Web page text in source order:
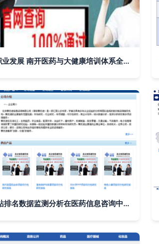
多维赋能职业发展 南开医药与大健康培训体系全景解析
实训一 网站排名数据监测分析在医药信息咨询中的应用